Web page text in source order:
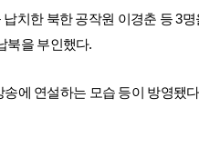
치한 북한 공작원 이경춘 등 3
북을 부인했다.
에 연설하는 모습 등이 방영됐